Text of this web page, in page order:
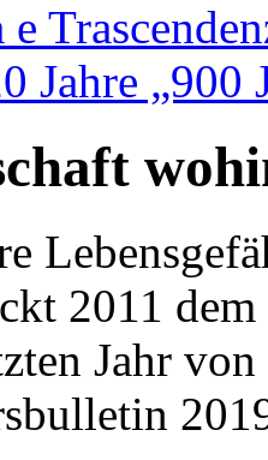
e
Jahre „900
2011
Jahr